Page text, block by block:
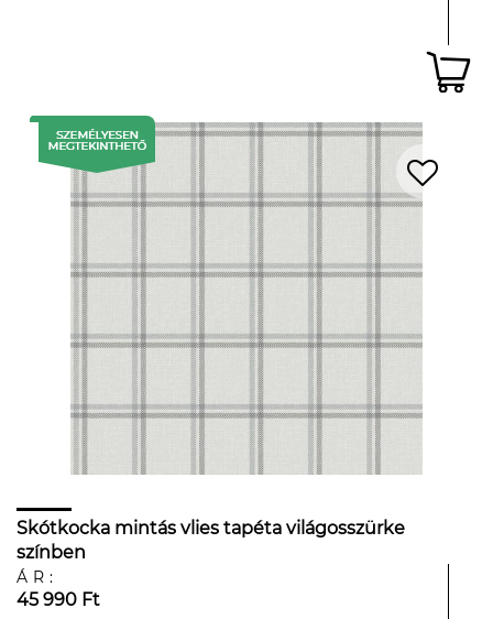
Skótkocka mintás vlies tapéta világosszürke
színben
ÁR:
45 990 Ft